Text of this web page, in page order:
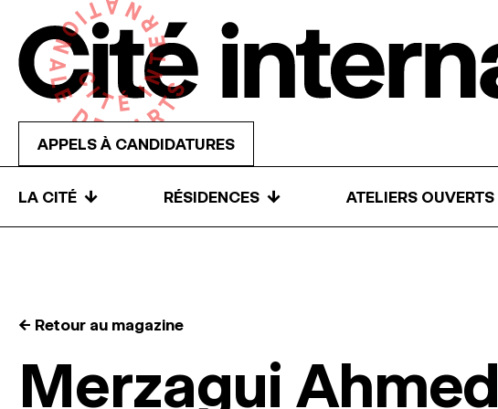
Skip to content
APPELS À CANDIDATURES
LA CITÉ ↓ RÉSIDENCES ↓ ATELIERS OUVERTS
← Retour au magazine
Merzagui Ahmed